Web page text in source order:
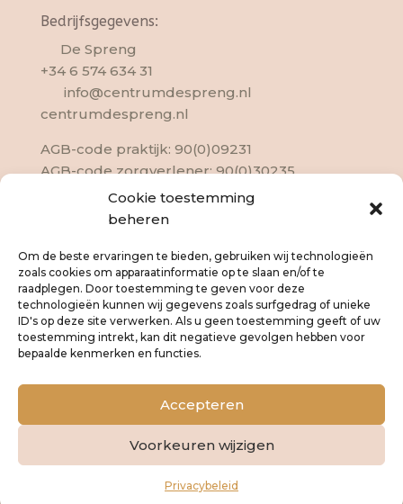
Cookie toestemming
beheren
Om de beste ervaringen te bieden, gebruiken wij technologieën
zoals cookies om apparaatinformatie op te slaan en/of te
raadplegen. Door toestemming te geven voor deze
technologieën kunnen wij gegevens zoals surfgedrag of unieke
ID's op deze site verwerken. Als u geen toestemming geeft of uw
toestemming intrekt, kan dit negatieve gevolgen hebben voor
bepaalde kenmerken en functies.
Accepteren
Voorkeuren wijzigen
Privacybeleid
Bedrijfsgegevens:
De Spreng
+34 6 574 634 31
info@centrumdespreng.nl
centrumdespreng.nl
AGB-code praktijk: 90(0)09231
AGB-code zorgverlener: 90(0)30235
EAGT-nr: J09-133
KVK :20155935
Algemene voorwaarden
Privacybeleid
Cookies
© 2026 Deze website draait op het
websitesysteemBloom